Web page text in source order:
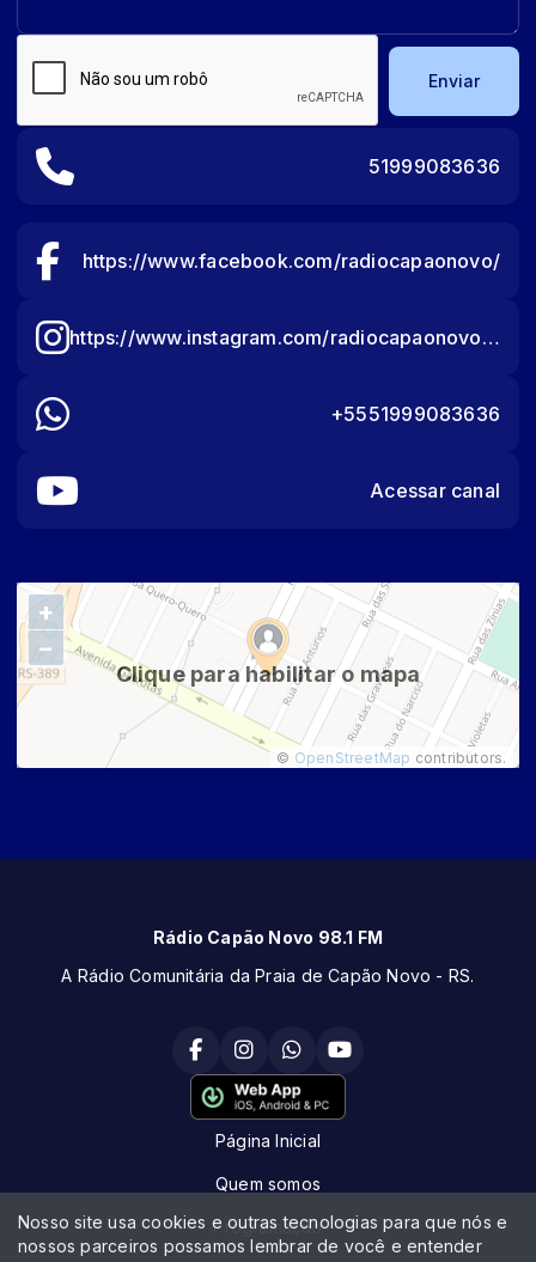
Enviar
51999083636
https://www.facebook.com/radiocapaonovo/
https://www.instagram.com/radiocapaonovo/?hl=pt-br
+5551999083636
Acessar canal
Clique para habilitar o mapa
+
−
© OpenStreetMap contributors.
Rádio Capão Novo 98.1 FM
A Rádio Comunitária da Praia de Capão Novo - RS.
Página Inicial
Quem somos
Programação
Nosso site usa cookies e outras tecnologias para que nós e
nossos parceiros possamos lembrar de você e entender